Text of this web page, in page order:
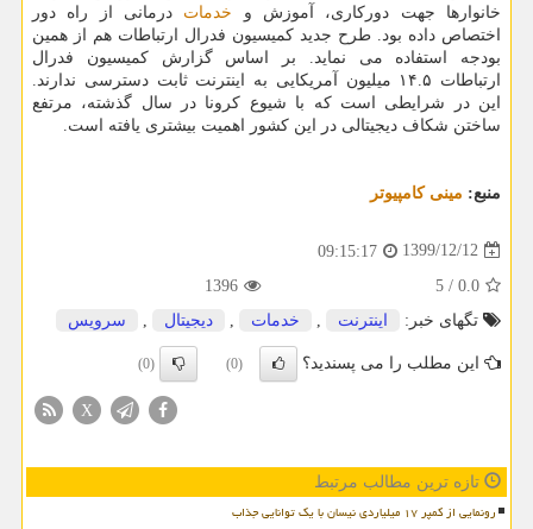
خانوارها جهت دورکاری، آموزش و خدمات درمانی از راه دور
اختصاص داده بود. طرح جدید کمیسیون فدرال ارتباطات هم از همین
بودجه استفاده می نماید. بر اساس گزارش کمیسیون فدرال
ارتباطات ۱۴.۵ میلیون آمریکایی به اینترنت ثابت دسترسی ندارند.
این در شرایطی است که با شیوع کرونا در سال گذشته، مرتفع
ساختن شکاف دیجیتالی در این کشور اهمیت بیشتری یافته است.
منبع: مینی كامپیوتر
1399/12/12
09:15:17
0.0
/
5
1396
تگهای خبر:
اینترنت خدمات دیجیتال سرویس
این مطلب را می پسندید؟ (0)
(0)
X
تازه ترین مطالب مرتبط
رونمایی از کمپر ۱۷ میلیاردی نیسان با یک توانایی جذاب